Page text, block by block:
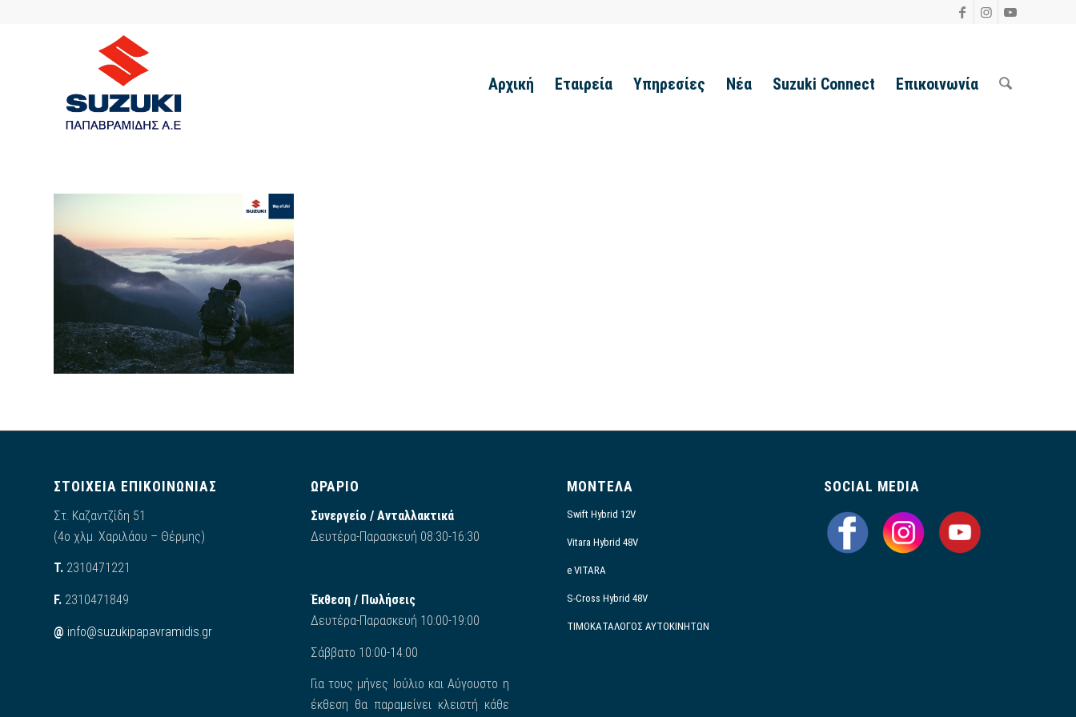
Αρχική Εταιρεία Υπηρεσίες Νέα Suzuki Connect Επικοινωνία
ΣΤΟΙΧΕΙΑ ΕΠΙΚΟΙΝΩΝΙΑΣ
Στ. Καζαντζίδη 51
(4ο χλμ. Χαριλάου – Θέρμης)
Τ. 2310471221
F. 2310471849
@ info@suzukipapavramidis.gr
ΩΡΑΡΙΟ
Συνεργείο / Ανταλλακτικά
Δευτέρα-Παρασκευή 08:30-16:30
Έκθεση / Πωλήσεις
Δευτέρα-Παρασκευή 10:00-19:00
Σάββατο 10:00-14:00
Για τους μήνες Ιούλιο και Αύγουστο η
έκθεση θα παραμείνει κλειστή κάθε
ΜΟΝΤΕΛΑ
Swift Hybrid 12V
Vitara Hybrid 48V
e VITARA
S-Cross Hybrid 48V
ΤΙΜΟΚΑΤΑΛΟΓΟΣ ΑΥΤΟΚΙΝΗΤΩΝ
SOCIAL MEDIA